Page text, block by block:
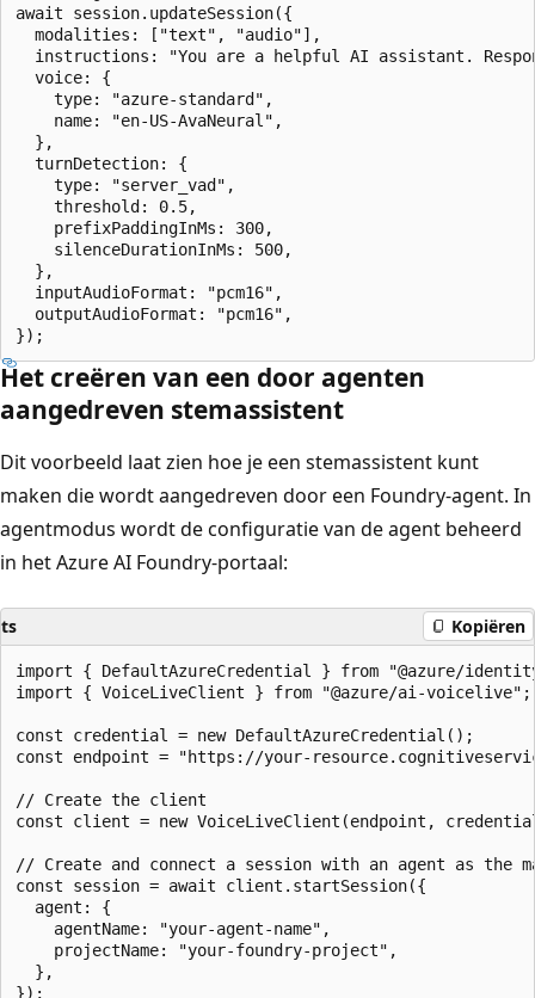
await session.updateSession({
  modalities: ["text", "audio"],
instructions: "You are a helpful AI assistant.
  voice: {
    type: "azure-standard",
    name: "en-US-AvaNeural",
  },
  turnDetection: {
    type: "server_vad",
    threshold: 0.5,
    prefixPaddingInMs: 300,
    silenceDurationInMs: 500,
  },
  inputAudioFormat: "pcm16",
  outputAudioFormat: "pcm16",
Het creëren van een door agenten
aangedreven stemassistent
Dit voorbeeld laat zien hoe je een stemassistent kunt
maken die wordt aangedreven door een Foundry-agent. In
agentmodus wordt de configuratie van de agent beheerd
in het Azure AI Foundry-portaal:
ts Kopiëren
import { DefaultAzureCredential } from "@azure/
import { VoiceLiveClient } from "@azure/ai-voicelive";
const credential = new DefaultAzureCredential();
const endpoint = "https://your-
// Create the client
const client = new VoiceLiveClient(endpoint,
// Create and connect a session with an agent as the
const session = await client.startSession({
  agent: {
    agentName: "your-agent-name",
    projectName: "your-foundry-project",
  },
});